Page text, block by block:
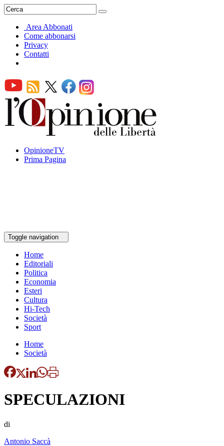
Area Abbonati
Come abbonarsi
Privacy
Contatti
OpinioneTV
Prima Pagina
Toggle navigation
Home
Editoriali
Politica
Economia
Esteri
Cultura
Hi-Tech
Società
Sport
Home
Società
SPECULAZIONI
di
Antonio Saccà